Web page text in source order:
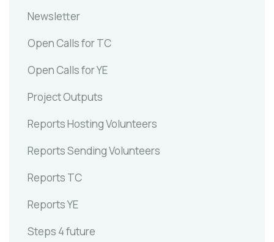
Newsletter
Open Calls for TC
Open Calls for YE
Project Outputs
Reports Hosting Volunteers
Reports Sending Volunteers
Reports TC
Reports YE
Steps 4 future